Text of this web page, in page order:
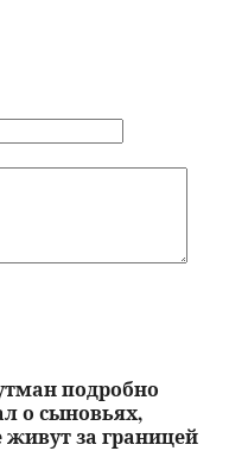
подробно
о сыновьях,
живут за границей